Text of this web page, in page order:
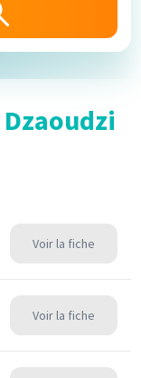
Dzaoudzi
Voir la fiche
Voir la fiche